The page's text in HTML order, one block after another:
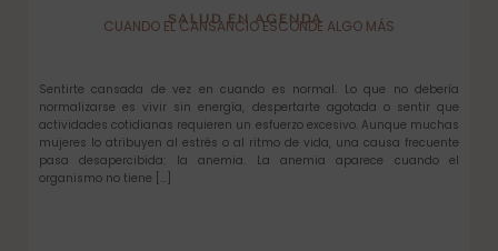
SALUD EN AGENDA
CUANDO EL CANSANCIO ESCONDE ALGO MÁS
Sentirte cansada de vez en cuando es normal. Lo que no debería
normalizarse es vivir sin energía, despertarte agotada o sentir que
actividades cotidianas requieren un esfuerzo excesivo. Aunque muchas
mujeres lo atribuyen al estrés o al ritmo de vida, una causa frecuente
pasa desapercibida: la anemia. La anemia aparece cuando el
organismo no tiene […]